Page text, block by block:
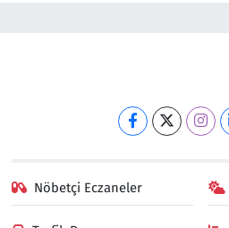
Nöbetçi Eczaneler